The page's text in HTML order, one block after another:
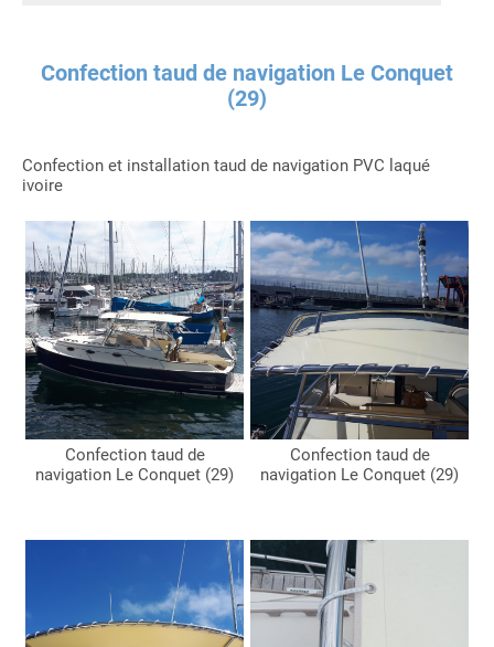
Confection taud de navigation Le Conquet
(29)
Confection et installation taud de navigation PVC laqué
ivoire
Confection taud de
navigation Le Conquet (29)
Confection taud de
navigation Le Conquet (29)